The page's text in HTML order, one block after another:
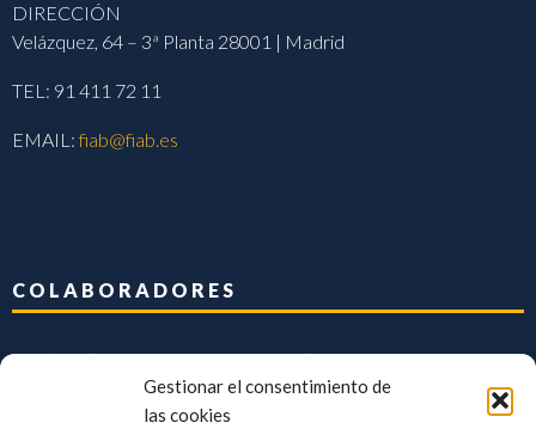
Gestionar el consentimiento de
las cookies
DIRECCIÓN
Velázquez, 64 – 3ª Planta 28001 | Madrid
TEL: 91 411 72 11
EMAIL:fiab@fiab.es
COLABORADORES